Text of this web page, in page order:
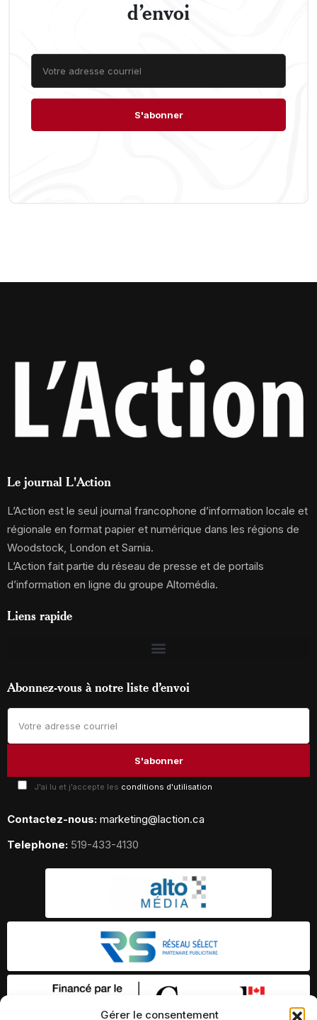
Gérer le consentement
d’envoi
Le journal L'Action
L’Action est le seul journal francophone d’information locale et
régionale en format papier et numérique dans les régions de
Woodstock, London et Sarnia.
L’Action fait partie du réseau de presse et de portails
d’information en ligne du groupe Altomédia.
Liens rapide
Abonnez-vous à notre liste d’envoi
J'ai lu et j'accepte les conditions d'utilisation
Contactez-nous: marketing@laction.ca
Telephone: 519-433-4130